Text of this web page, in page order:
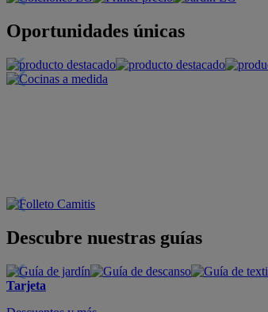
Oportunidades únicas
Descubre nuestras guías
Tarjeta